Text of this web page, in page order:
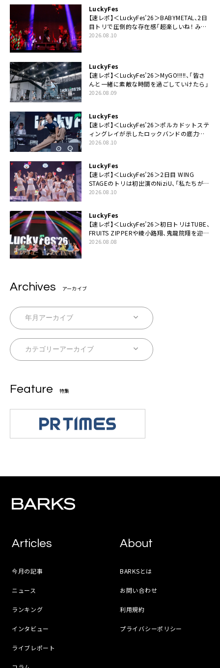
LuckyFes
【速レポ】＜LuckyFes’26＞BABYMETAL、2日
目トリで圧倒的な存在感「超楽しいね！ みん
なありがとう！」
2026.08.10
LuckyFes
【速レポ】＜LuckyFes’26＞MyGO!!!!!、「皆さ
んと一緒に素敵な時間を過ごしていけたら」
2026.08.09
LuckyFes
【速レポ】＜LuckyFes’26＞ポルカドットステ
ィングレイが示したロックバンドの底力
「LuckyFesのマスコットキャラクターである
2026.08.10
LuckyFes
【速レポ】＜LuckyFes’26＞2日目 WING
STAGEのトリは初出演のNiziU、「私たちが最
高の夏の思い出にしてみせます」
2026.08.10
LuckyFes
【速レポ】＜LuckyFes’26＞初日トリはTUBE、
FRUITS ZIPPERや綾小路翔、鬼龍院翔を迎え
た豪華コラボも「知ってたらぜひ一緒に歌っ
2026.08.08
Archives アーカイブ
Feature 特集
Articles
今月の記事
ニュース
ランキング
インタビュー
ライブレポート
About
BARKSとは
お問い合わせ
利用規約
プライバシーポリシー